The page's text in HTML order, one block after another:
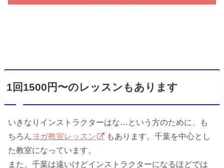
1回1500円〜のレッスンもあります
いきなりインストラクターはな…という方のために、も
ちろんヨガ教室レッスン
もあります。千葉を中心とし
た教室になっています。
また、千葉は遠いけどインストラクターになるほどでは